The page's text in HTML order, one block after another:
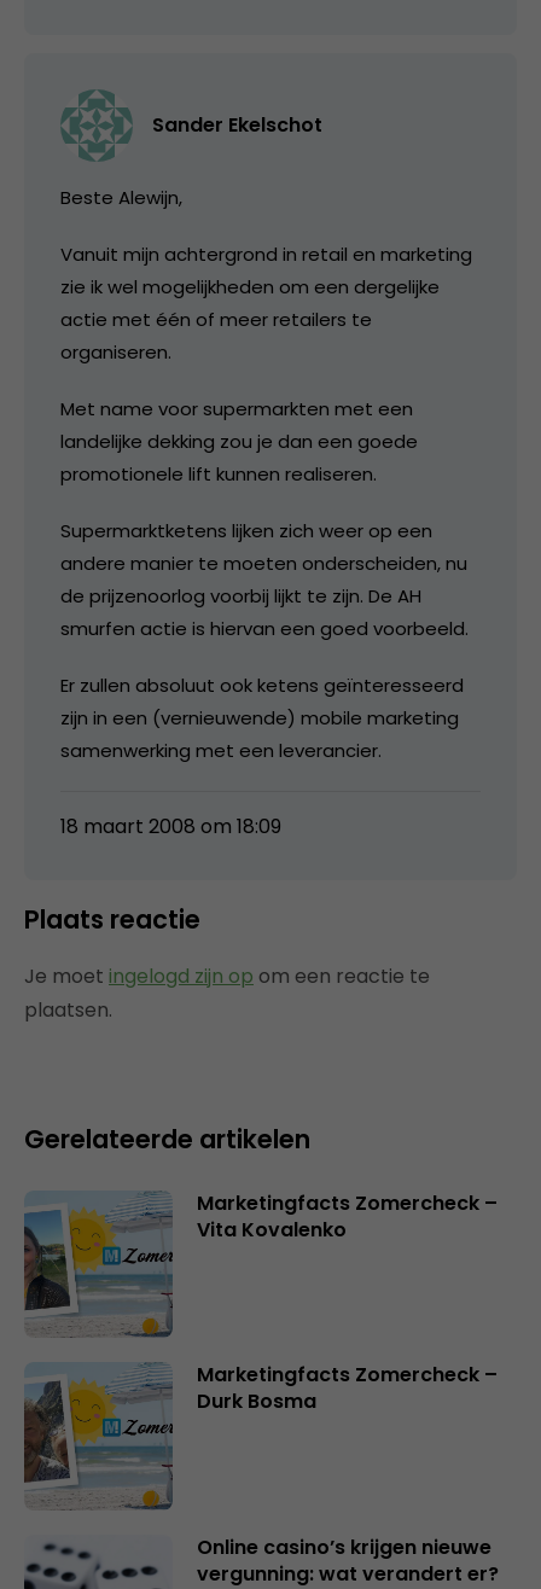
Sander Ekelschot
Beste Alewijn,
Vanuit mijn achtergrond in retail en marketing
zie ik wel mogelijkheden om een dergelijke
actie met één of meer retailers te
organiseren.
Met name voor supermarkten met een
landelijke dekking zou je dan een goede
promotionele lift kunnen realiseren.
Supermarktketens lijken zich weer op een
andere manier te moeten onderscheiden, nu
de prijzenoorlog voorbij lijkt te zijn. De AH
smurfen actie is hiervan een goed voorbeeld.
Er zullen absoluut ook ketens geïnteresseerd
zijn in een (vernieuwende) mobile marketing
samenwerking met een leverancier.
18 maart 2008 om 18:09
Plaats reactie
Je moet ingelogd zijn op om een reactie te
plaatsen.
Gerelateerde artikelen
Marketingfacts Zomercheck –
Vita Kovalenko
Marketingfacts Zomercheck –
Durk Bosma
Online casino’s krijgen nieuwe
vergunning: wat verandert er?